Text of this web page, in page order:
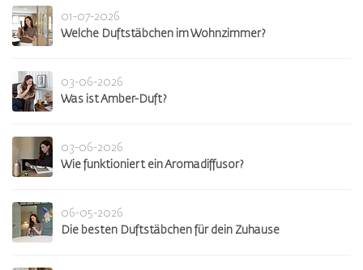
01-07-2026
Welche Duftstäbchen im Wohnzimmer?
03-06-2026
Was ist Amber-Duft?
03-06-2026
Wie funktioniert ein Aromadiffusor?
06-05-2026
Die besten Duftstäbchen für dein Zuhause